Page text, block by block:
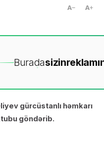
A A
Buradasizin
gürcüstanlı həmkarı
göndərib.